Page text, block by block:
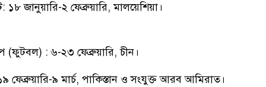
১৮ জানুয়ারি-২ ফেব্রুয়ারি, মালয়েশিয়া।
: ৬-২৩ ফেব্রুয়ারি, চীন।
ফেব্রুয়ারি-৯ মার্চ, পাকিস্তান ও সংযুক্ত আরব আমিরাত।